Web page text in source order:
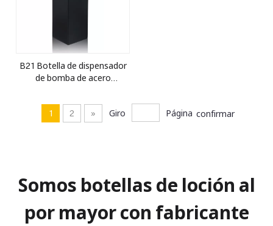
B21 Botella de dispensador
de bomba de acero
recargable ecológico
1
2 » Giro Página confirmar
Somos botellas de loción al
por mayor con fabricante